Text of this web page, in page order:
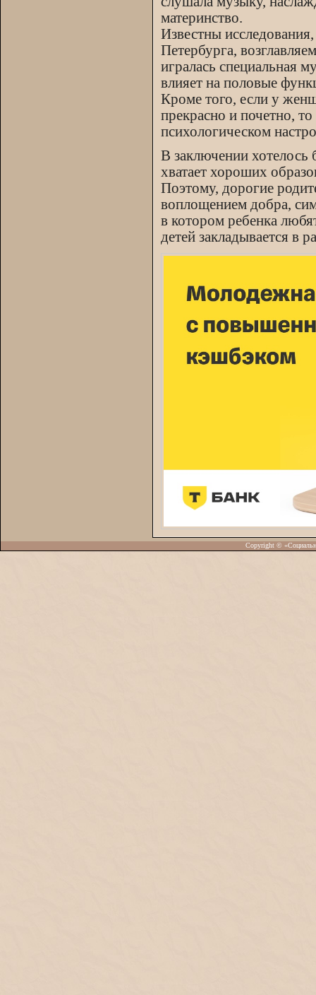
материнство.
Известны
Петербурга,
игралась специальная
влияет на половые
Кроме того, если у
прекрасно и почетно,
психологическом
В заключении
хватает хороших
Поэтому, дорогие
воплощением добра,
в котором ребенка
детей закладывается в
Copyright ©